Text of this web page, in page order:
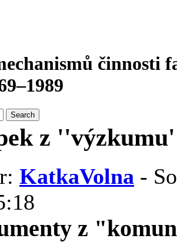
činnosti
z
KatkaVolna -
z